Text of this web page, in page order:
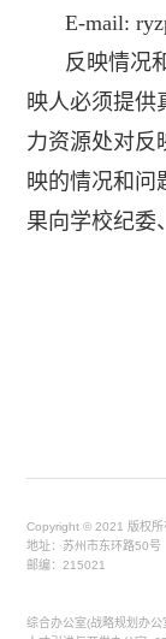
E-mail:
反映情况
映人必须提供
力资源处对反
映的情况和问
果向学校纪委
Copyright © 2021 版权所
地址：苏州市东环路50号
邮编：215021
综合办公室(战略规划办